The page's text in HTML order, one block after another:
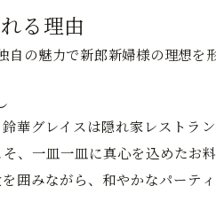
る理由
自の魅力で新郎新婦様の理想を
華グレイスは隠れ家レストラ
、一皿一皿に真心を込めたお
囲みながら、和やかなパーテ